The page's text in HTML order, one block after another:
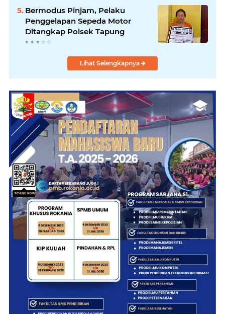
Bermodus Pinjam, Pelaku
Penggelapan Sepeda Motor
Ditangkap Polsek Tapung
Lihat Selengkapnya